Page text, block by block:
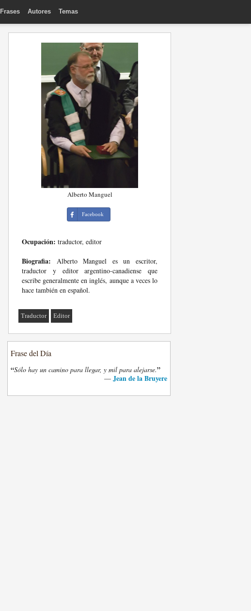
Frases Autores Temas
Alberto Manguel
Facebook
Ocupación: traductor, editor
Biografia: Alberto Manguel es un escritor,
traductor y editor argentino-canadiense que
escribe generalmente en inglés, aunque a veces lo
hace también en español.
Traductor Editor
Frase del Día
“Sólo hay un camino para llegar, y mil para alejarse.”
— Jean de la Bruyere